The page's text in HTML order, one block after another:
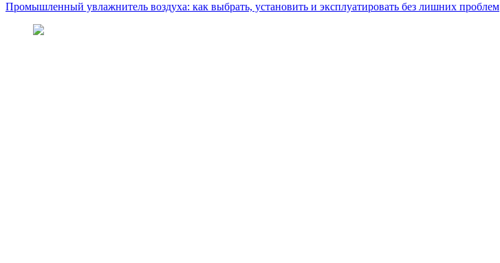
Промышленный увлажнитель воздуха: как выбрать, установить и эксплуатировать без лишних проблем